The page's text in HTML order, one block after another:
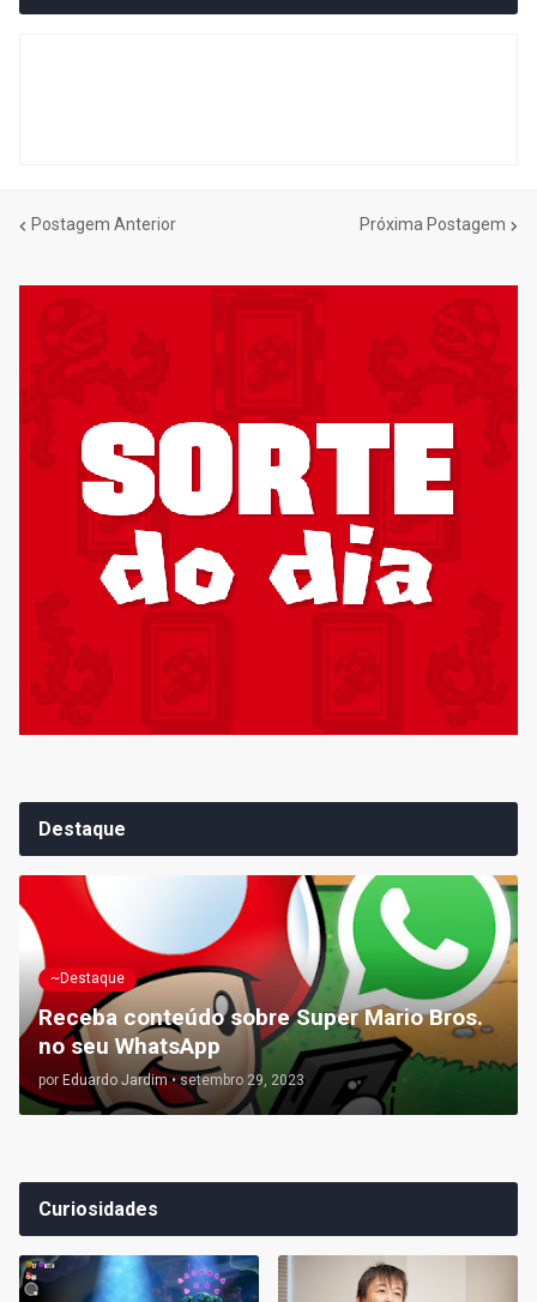
Postagem Anterior Próxima Postagem
Destaque
~Destaque
Receba conteúdo sobre Super Mario Bros.
no seu WhatsApp
por Eduardo Jardim • setembro 29, 2023
Curiosidades